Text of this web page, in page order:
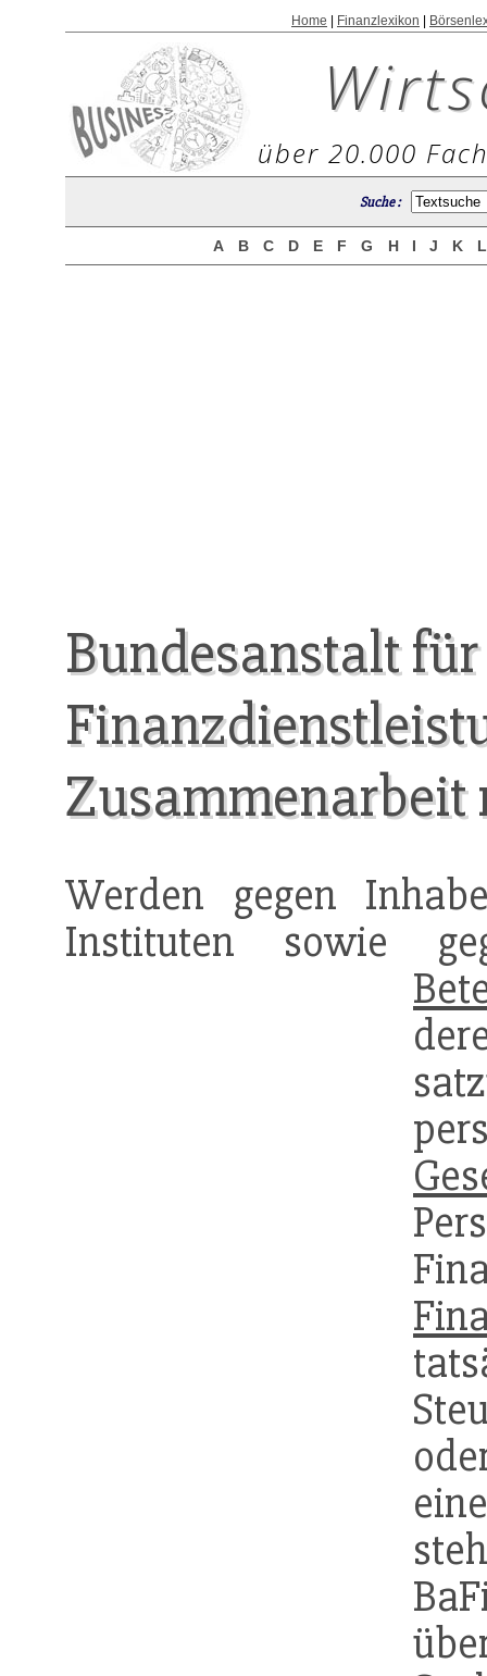
Home Finanzlexikon
über 20.000
Suche :
A B C D E F G H I J K
Bundesanstalt für
Zusammenarbeit
Werden gegen
Instituten sowie